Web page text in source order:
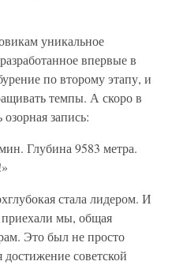
уникальное
впервые в
по второму этапу, и
темпы. А скоро в
запись:
Глубина 9583 метра.
стала лидером. И
мы, общая
Это был не просто
советской